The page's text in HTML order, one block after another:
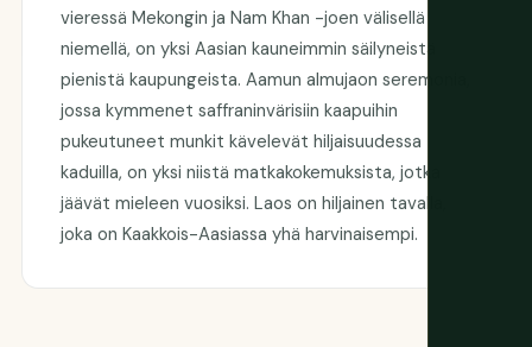
vieressä Mekongin ja Nam Khan -joen välisellä
niemellä, on yksi Aasian kauneimmin säilyneistä
pienistä kaupungeista. Aamun almujaon seremonia,
jossa kymmenet saffraninvärisiin kaapuihin
pukeutuneet munkit kävelevät hiljaisuudessa
kaduilla, on yksi niistä matkakokemuksista, jotka
jäävät mieleen vuosiksi. Laos on hiljainen tavalla,
joka on Kaakkois-Aasiassa yhä harvinaisempi.